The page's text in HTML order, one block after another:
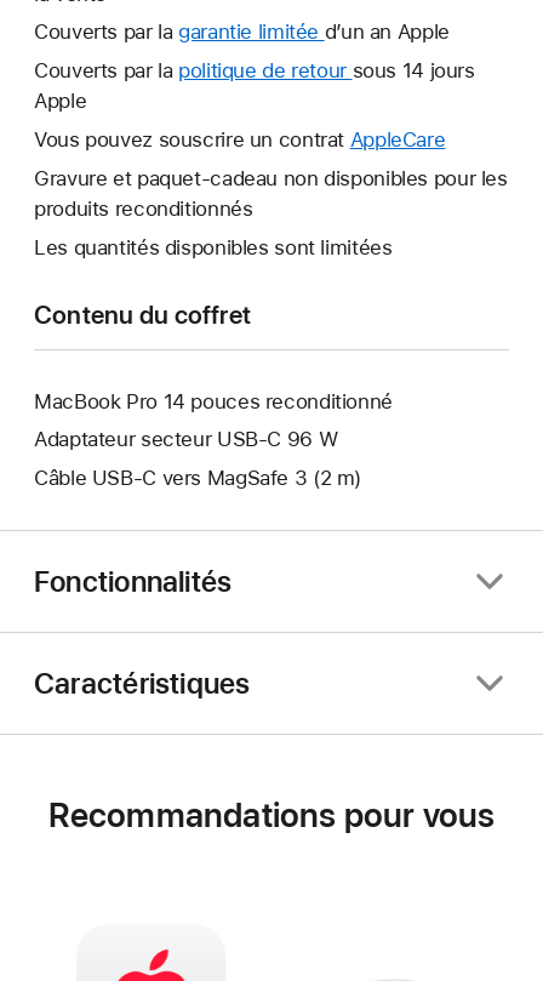
Couverts par la garantie limitée Une
nouvelle
d’un an Apple
Couverts par la politique de retour Une
fenêtre
sous 14 jours
Apple
Vous pouvez souscrire un contrat AppleCare
nouvelle
Gravure et paquet-cadeau non disponibles pour les
produits reconditionnés
Les quantités disponibles sont limitées
Contenu du coffret
MacBook Pro 14 pouces reconditionné
Adaptateur secteur USB‑C 96 W
Câble USB-C vers MagSafe 3 (2 m)
Fonctionnalités
Caractéristiques
Recommandations pour vous